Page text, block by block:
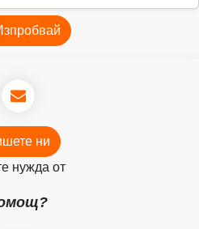
ни
нужда от